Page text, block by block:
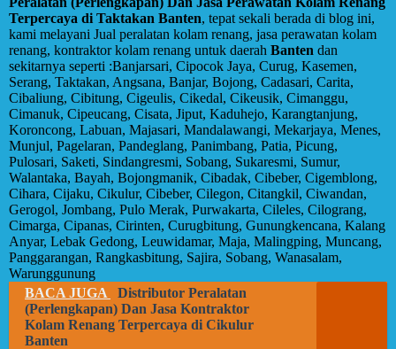
Terpercaya di Taktakan Banten, tepat sekali berada di blog ini,
kami melayani Jual peralatan kolam renang, jasa perawatan kolam
renang, kontraktor kolam renang untuk daerah Banten dan
sekitarnya seperti :Banjarsari, Cipocok Jaya, Curug, Kasemen,
Serang, Taktakan, Angsana, Banjar, Bojong, Cadasari, Carita,
Cibaliung, Cibitung, Cigeulis, Cikedal, Cikeusik, Cimanggu,
Cimanuk, Cipeucang, Cisata, Jiput, Kaduhejo, Karangtanjung,
Koroncong, Labuan, Majasari, Mandalawangi, Mekarjaya, Menes,
Munjul, Pagelaran, Pandeglang, Panimbang, Patia, Picung,
Pulosari, Saketi, Sindangresmi, Sobang, Sukaresmi, Sumur,
Walantaka, Bayah, Bojongmanik, Cibadak, Cibeber, Cigemblong,
Cihara, Cijaku, Cikulur, Cibeber, Cilegon, Citangkil, Ciwandan,
Gerogol, Jombang, Pulo Merak, Purwakarta, Cileles, Cilograng,
Cimarga, Cipanas, Cirinten, Curugbitung, Gunungkencana, Kalang
Anyar, Lebak Gedong, Leuwidamar, Maja, Malingping, Muncang,
Panggarangan, Rangkasbitung, Sajira, Sobang, Wanasalam,
Warunggunung
BACA JUGA
Distributor Peralatan
(Perlengkapan) Dan Jasa Kontraktor
Kolam Renang Terpercaya di Cikulur
Banten